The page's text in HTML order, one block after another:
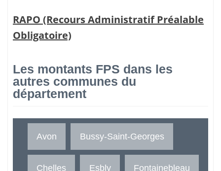
RAPO (Recours Administratif Préalable
Obligatoire)
Les montants FPS dans les
autres communes du
département
Avon Bussy-Saint-Georges
Chelles Esbly Fontainebleau